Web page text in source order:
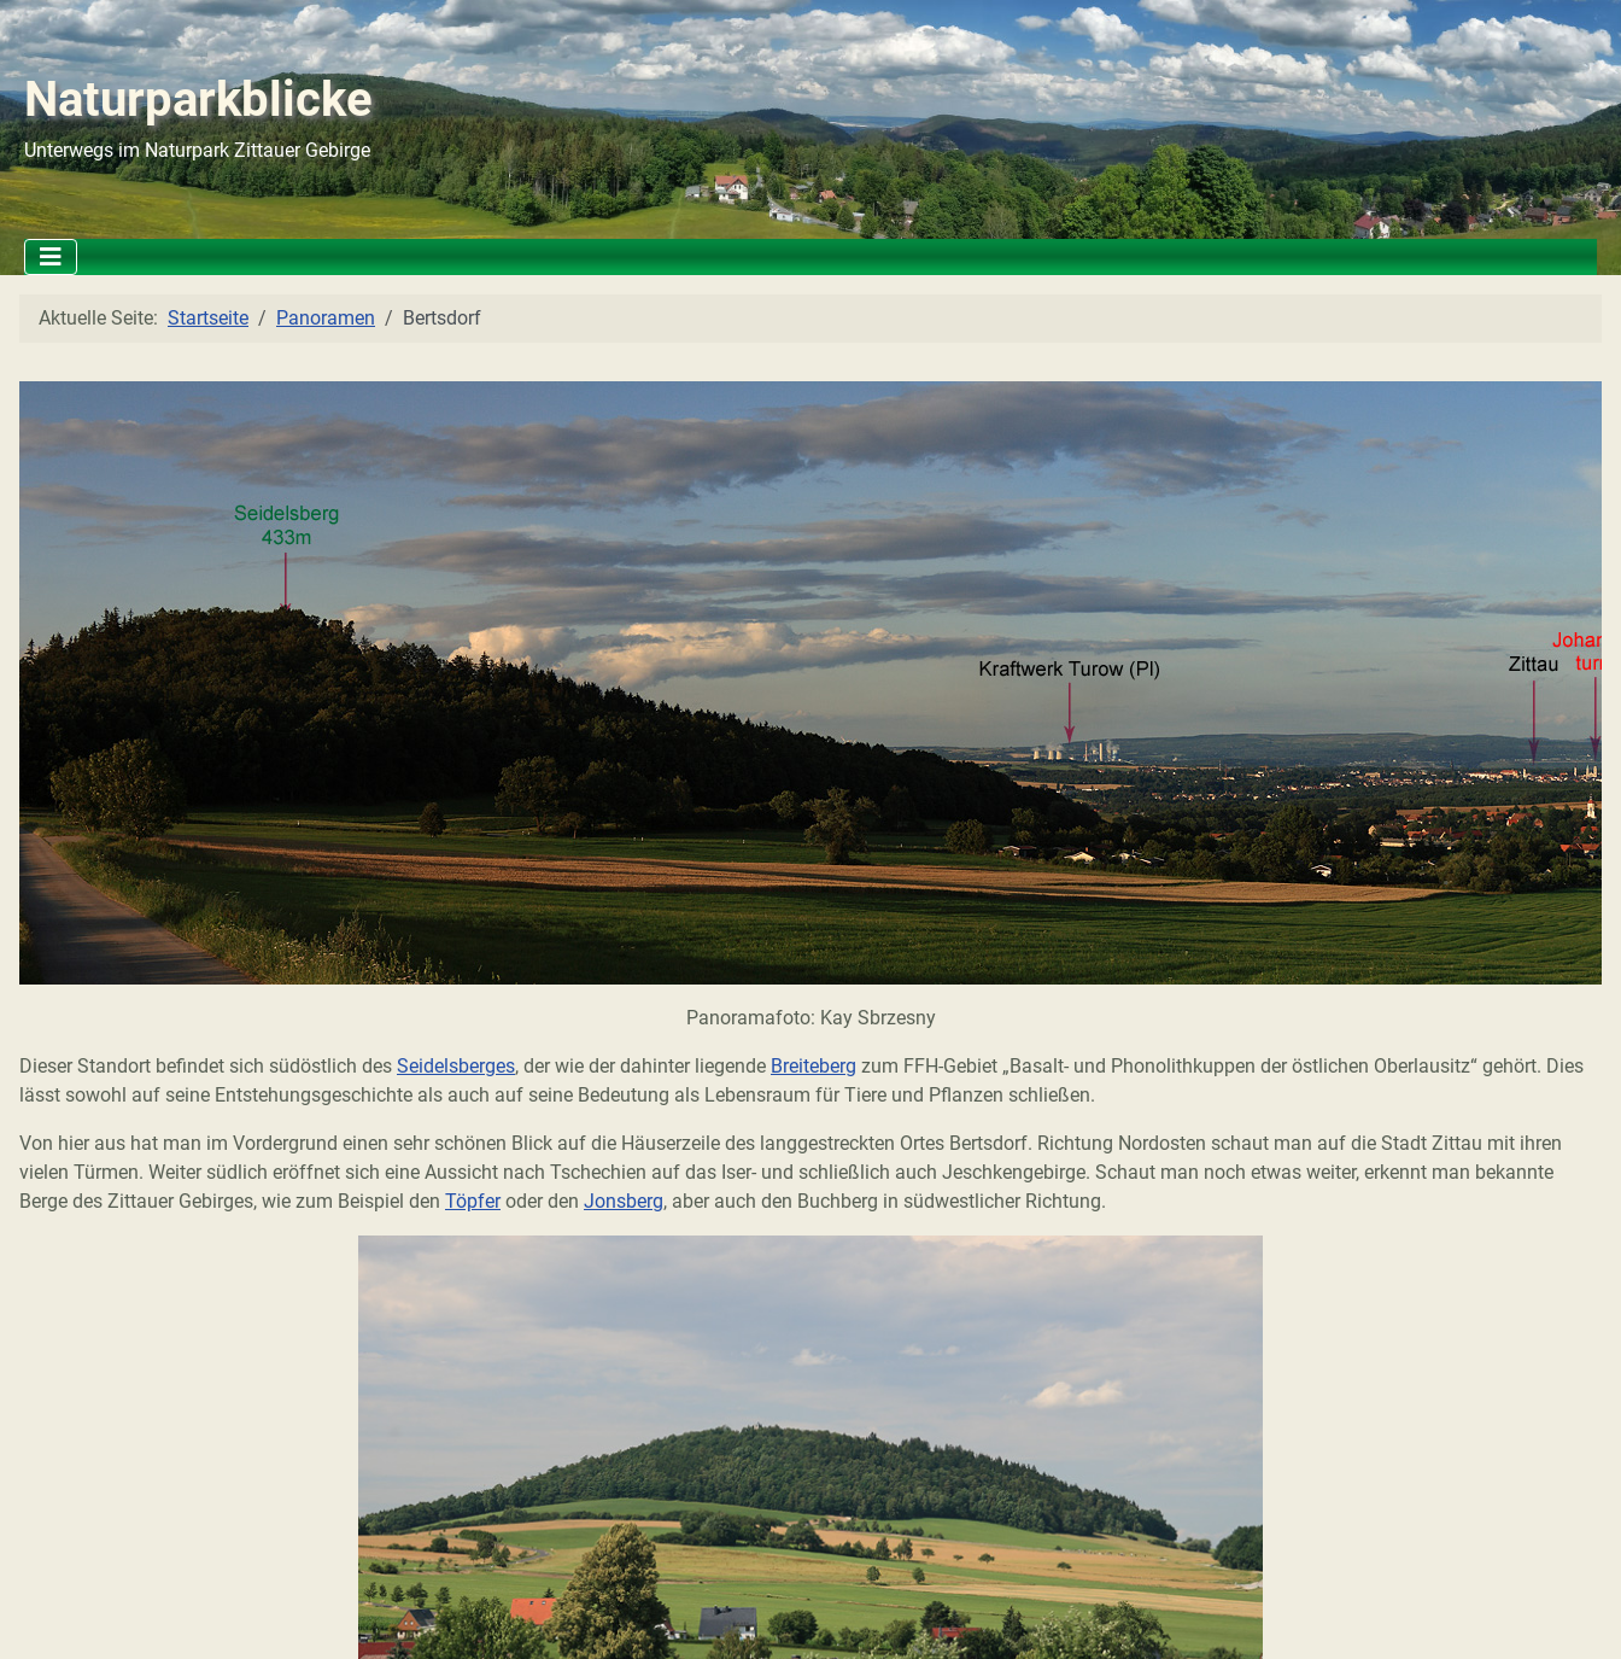
Naturparkblicke
Unterwegs im Naturpark Zittauer Gebirge
Aktuelle Seite: Startseite Panoramen Bertsdorf
Panoramafoto: Kay Sbrzesny
Dieser Standort befindet sich südöstlich des Seidelsberges, der wie der dahinter liegende Breiteberg zum FFH-Gebiet „Basalt- und Phonolithkuppen der östlichen Oberlausitz“ gehört. Dies
lässt sowohl auf seine Entstehungsgeschichte als auch auf seine Bedeutung als Lebensraum für Tiere und Pflanzen schließen.
Von hier aus hat man im Vordergrund einen sehr schönen Blick auf die Häuserzeile des langgestreckten Ortes Bertsdorf. Richtung Nordosten schaut man auf die Stadt Zittau mit ihren
vielen Türmen. Weiter südlich eröffnet sich eine Aussicht nach Tschechien auf das Iser- und schließlich auch Jeschkengebirge. Schaut man noch etwas weiter, erkennt man bekannte
Berge des Zittauer Gebirges, wie zum Beispiel den Töpferoder den Jonsberg, aber auch den Buchberg in südwestlicher Richtung.